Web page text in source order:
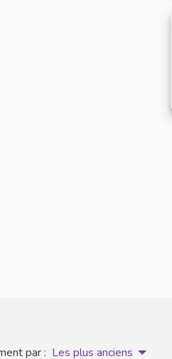
par : Les plus anciens